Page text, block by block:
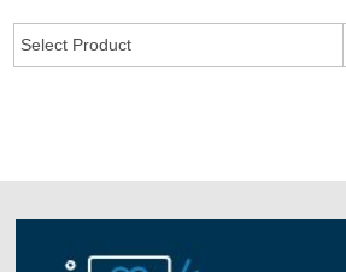
Select Product